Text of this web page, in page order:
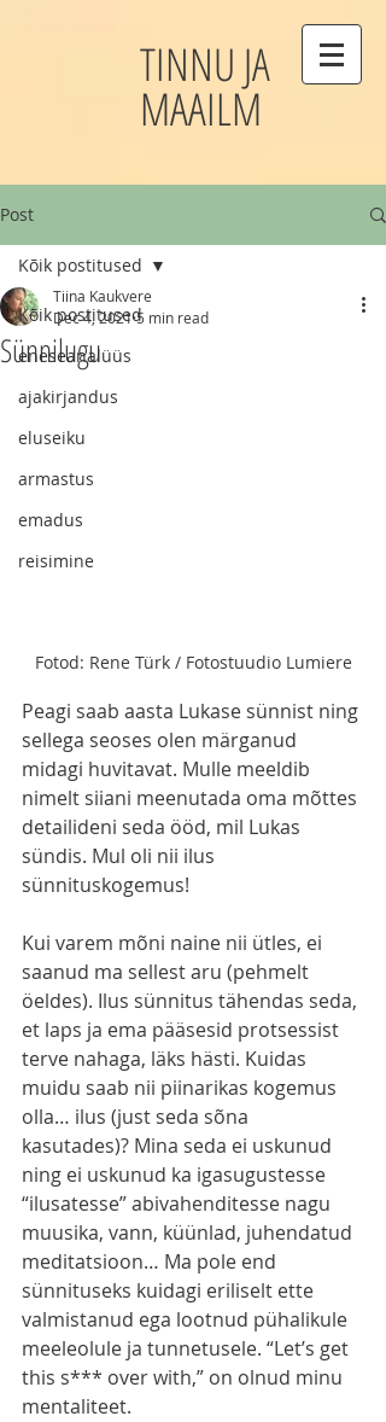
TINNU JA
MAAILM
Post
Kõik postitused
eneseanalüüs
ajakirjandus
eluseiku
armastus
emadus
reisimine
Kõik postitused
Sünnilugu
Tiina Kaukvere
Dec 4, 20215 min read
Fotod: Rene Türk / Fotostuudio Lumiere
Peagi saab aasta Lukase sünnist ning
sellega seoses olen märganud
midagi huvitavat. Mulle meeldib
nimelt siiani meenutada oma mõttes
detailideni seda ööd, mil Lukas
sündis. Mul oli nii ilus
sünnituskogemus!
Kui varem mõni naine nii ütles, ei
saanud ma sellest aru (pehmelt
öeldes). Ilus sünnitus tähendas seda,
et laps ja ema pääsesid protsessist
terve nahaga, läks hästi. Kuidas
muidu saab nii piinarikas kogemus
olla… ilus (just seda sõna
kasutades)? Mina seda ei uskunud
ning ei uskunud ka igasugustesse
“ilusatesse” abivahenditesse nagu
muusika, vann, küünlad, juhendatud
meditatsioon… Ma pole end
sünnituseks kuidagi eriliselt ette
valmistanud ega lootnud pühalikule
meeleolule ja tunnetusele. “Let’s get
this s*** over with,” on olnud minu
mentaliteet.